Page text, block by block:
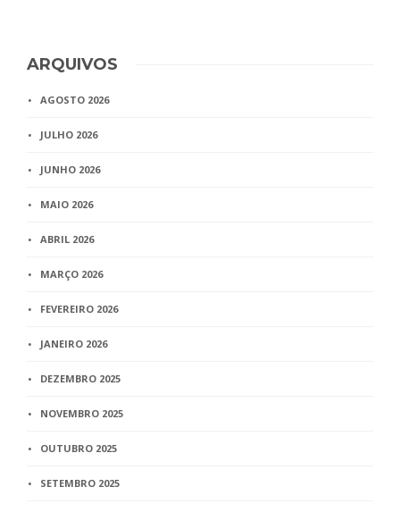
ARQUIVOS
AGOSTO 2026
JULHO 2026
JUNHO 2026
MAIO 2026
ABRIL 2026
MARÇO 2026
FEVEREIRO 2026
JANEIRO 2026
DEZEMBRO 2025
NOVEMBRO 2025
OUTUBRO 2025
SETEMBRO 2025